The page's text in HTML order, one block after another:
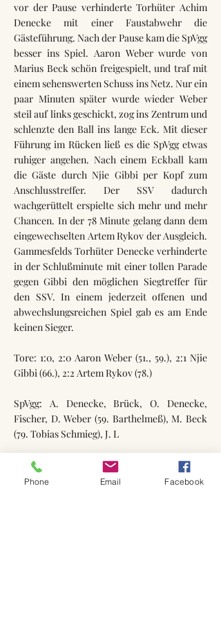
vor der Pause verhinderte Torhüter Achim
Denecke mit einer Faustabwehr die
Gästeführung. Nach der Pause kam die SpVgg
besser ins Spiel. Aaron Weber wurde von
Marius Beck schön freigespielt, und traf mit
einem sehenswerten Schuss ins Netz. Nur ein
paar Minuten später wurde wieder Weber
steil auf links geschickt, zog ins Zentrum und
schlenzte den Ball ins lange Eck. Mit dieser
Führung im Rücken ließ es die SpVgg etwas
ruhiger angehen. Nach einem Eckball kam
die Gäste durch Njie Gibbi per Kopf zum
Anschlusstreffer. Der SSV dadurch
wachgerüttelt erspielte sich mehr und mehr
Chancen. In der 78 Minute gelang dann dem
eingewechselten Artem Rykov der Ausgleich.
Gammesfelds Torhüter Denecke verhinderte
in der Schlußminute mit einer tollen Parade
gegen Gibbi den möglichen Siegtreffer für
den SSV. In einem jederzeit offenen und
abwechslungsreichen Spiel gab es am Ende
keinen Sieger.
Tore: 1:0, 2:0 Aaron Weber (51., 59.), 2:1 Njie
Gibbi (66.), 2:2 Artem Rykov (78.)
SpVgg: A. Denecke, Brück, O. Denecke,
Fischer, D. Weber (59. Barthelmeß), M. Beck
(79. Tobias Schmieg), J. L
Phone Email Facebook